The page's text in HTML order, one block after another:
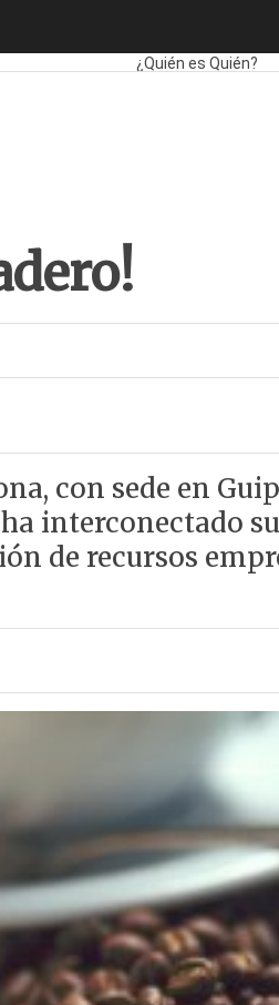
¿Quién es Quién?
con sede en
interconectado
de recursos